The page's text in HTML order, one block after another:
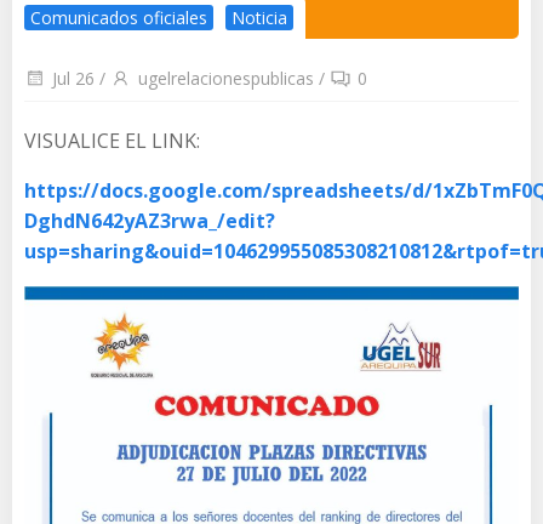
Comunicados oficiales Noticia
Jul 26 / ugelrelacionespublicas / 0
VISUALICE EL LINK:
https://docs.google.com/spreadsheets/d/
DghdN642yAZ3rwa_/edit?